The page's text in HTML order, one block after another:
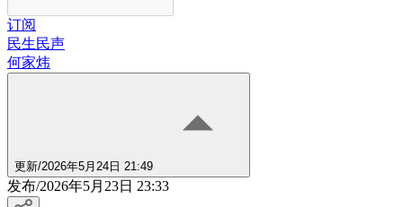
订阅
民生民声
何家炜
更新/2026年5月24日 21:49
发布/2026年5月23日 23:33